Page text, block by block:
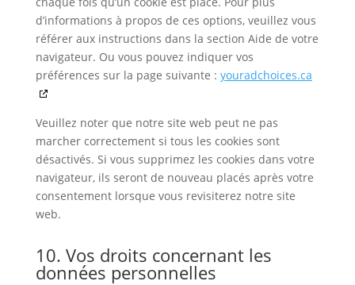
d’informations à propos de ces options, veuillez vous
référer aux instructions dans la section Aide de votre
navigateur. Ou vous pouvez indiquer vos
préférences sur la page suivante : youradchoices.ca
Veuillez noter que notre site web peut ne pas
marcher correctement si tous les cookies sont
désactivés. Si vous supprimez les cookies dans votre
navigateur, ils seront de nouveau placés après votre
consentement lorsque vous revisiterez notre site
web.
10. Vos droits concernant les
données personnelles